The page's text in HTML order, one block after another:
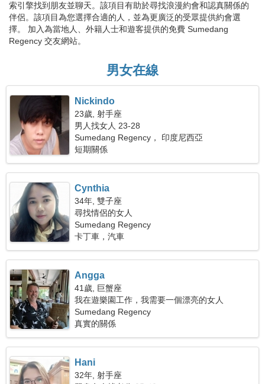
索引擎找到朋友並聊天。該項目有助於尋找浪漫約會和認真關係的
伴侶。該項目為您選擇合適的人，並為更廣泛的受眾提供約會選
擇。 加入為當地人、外籍人士和遊客提供的免費 Sumedang
Regency 交友網站。
男女在線
Nickindo
23歲, 射手座
男人找女人 23-28
Sumedang Regency， 印度尼西亞
短期關係
Cynthia
34年, 雙子座
尋找情侶的女人
Sumedang Regency
卡丁車，汽車
Angga
41歲, 巨蟹座
我在遊樂園工作，我需要一個漂亮的女人
Sumedang Regency
真實的關係
Hani
32年, 射手座